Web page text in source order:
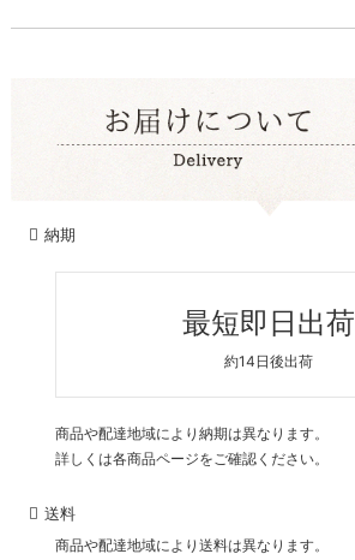
納期
最短即日出荷
約14日後出荷
商品や配達地域により納期は異なります。
詳しくは各商品ページをご確認ください。
送料
商品や配達地域により送料は異なります。